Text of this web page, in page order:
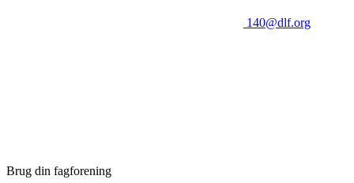
140@dlf.org
Brug din fagforening